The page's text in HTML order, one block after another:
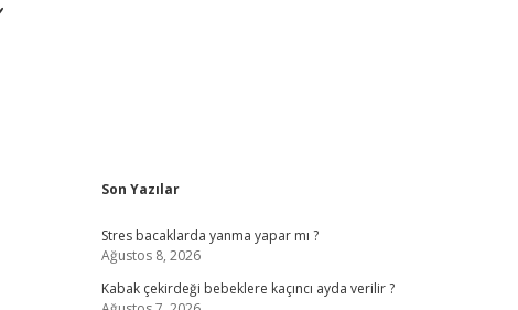
Sidebar
Son Yazılar
Stres bacaklarda yanma yapar mı ?
Ağustos 8, 2026
Kabak çekirdeği bebeklere kaçıncı ayda verilir ?